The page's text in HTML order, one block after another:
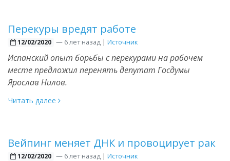
Перекуры вредят работе
12/02/2020 —6 лет назад | Источник
Испанский опыт борьбы с перекурами на рабочем
месте предложил перенять депутат Госдумы
Ярослав Нилов.
Читать далее
Вейпинг меняет ДНК и провоцирует рак
12/02/2020 —6 лет назад | Источник